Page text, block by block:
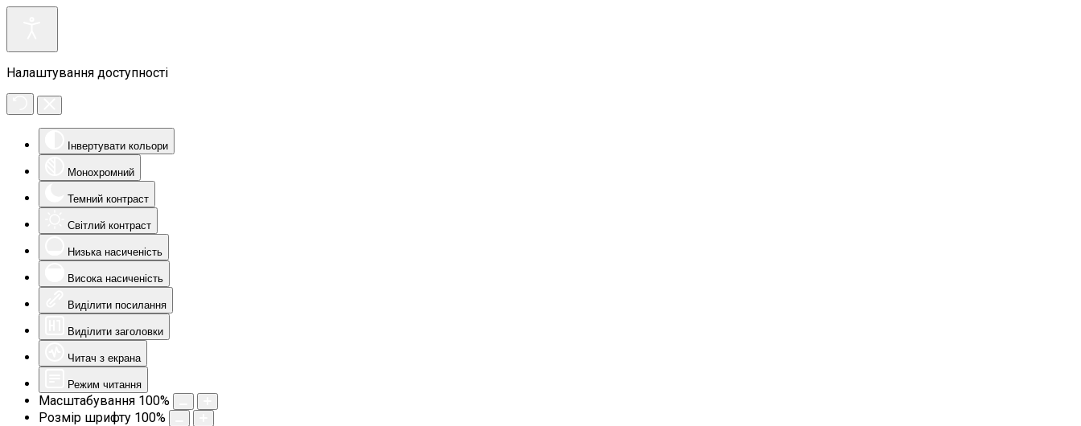
Налаштування доступності
Інвертувати кольори
Монохромний
Темний контраст
Світлий контраст
Низька насиченість
Висока насиченість
Виділити посилання
Виділити заголовки
Читач з екрана
Режим читання
Масштабування 100%
Розмір шрифту 100%